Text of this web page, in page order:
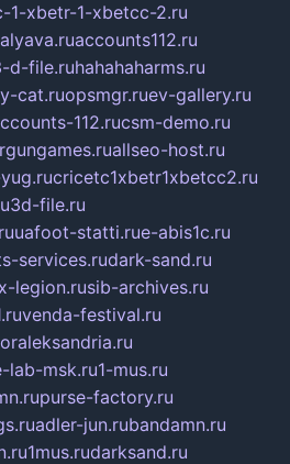
1-xbetr-1-xbetcc-2.ru
accounts112.ru
d-file.ruhahahaharms.ru
cat.ruopsmgr.ruev-gallery.ru
112.rucsm-demo.ru
allseo-host.ru
cricetc1xbetr1xbetcc2.ru
3d-file.ru
uafoot-statti.rue-abis1c.ru
services.rudark-sand.ru
x-legion.rusib-archives.ru
venda-festival.ru
lab-msk.ru1-mus.ru
purse-factory.ru
adler-jun.rubandamn.ru
1mus.rudarksand.ru